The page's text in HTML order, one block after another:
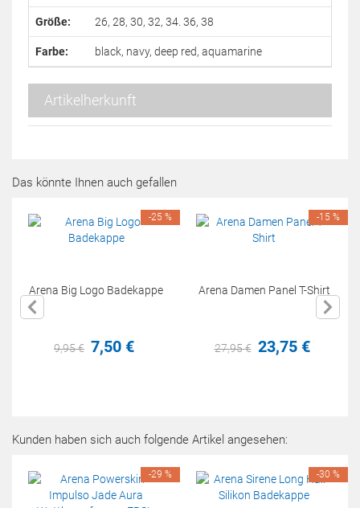
Größe: 26, 28, 30, 32, 34. 36, 38
Farbe: black, navy, deep red, aquamarine
Artikelherkunft
Das könnte Ihnen auch gefallen
Arena Big Logo Badekappe
9,95€ 7,50 €
-25 %
Arena Damen Panel T-Shirt
27,95€ 23,75 €
-15 %
Kunden haben sich auch folgende Artikel angesehen:
-29 % -30 %